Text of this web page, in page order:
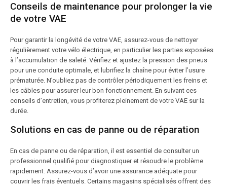
Conseils de maintenance pour prolonger la vie
de votre VAE
Pour garantir la longévité de votre VAE, assurez-vous de nettoyer
régulièrement votre vélo électrique, en particulier les parties exposées
à l’accumulation de saleté. Vérifiez et ajustez la pression des pneus
pour une conduite optimale, et lubrifiez la chaîne pour éviter l’usure
prématurée. N’oubliez pas de contrôler périodiquement les freins et
les câbles pour assurer leur bon fonctionnement. En suivant ces
conseils d’entretien, vous profiterez pleinement de votre VAE sur la
durée.
Solutions en cas de panne ou de réparation
En cas de panne ou de réparation, il est essentiel de consulter un
professionnel qualifié pour diagnostiquer et résoudre le problème
rapidement. Assurez-vous d’avoir une assurance adéquate pour
couvrir les frais éventuels. Certains magasins spécialisés offrent des